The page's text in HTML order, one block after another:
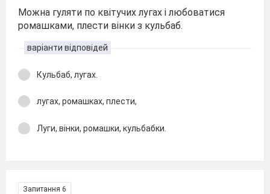
Можна гуляти по квітучих лугах і любоватися
ромашками, плести вінки з кульбаб.
варіанти відповідей
Кульбаб, лугах.
лугах, ромашках, плести,
Луги, вінки, ромашки, кульбабки.
Запитання 6